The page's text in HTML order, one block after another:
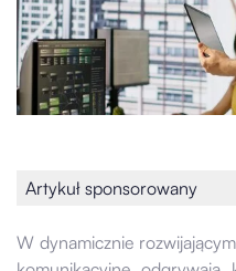
Artykuł sponsorowany
W dynamicznie